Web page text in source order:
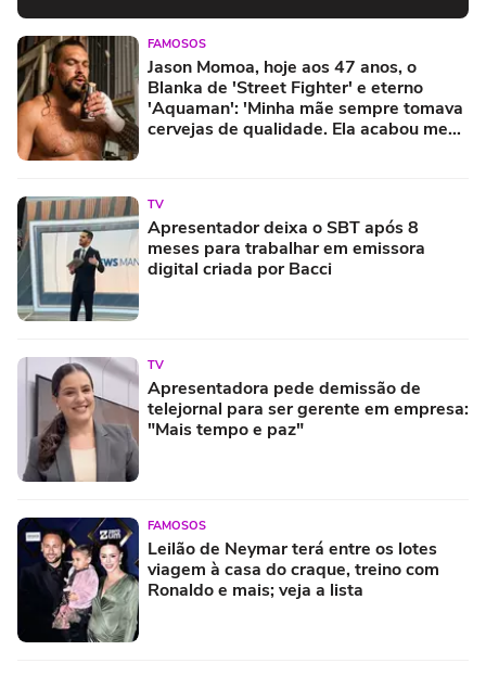
FAMOSOS
Jason Momoa, hoje aos 47 anos, o
Blanka de 'Street Fighter' e eterno
'Aquaman': 'Minha mãe sempre tomava
cervejas de qualidade. Ela acabou me
TV
Apresentador deixa o SBT após 8
meses para trabalhar em emissora
digital criada por Bacci
TV
Apresentadora pede demissão de
telejornal para ser gerente em empresa:
"Mais tempo e paz"
FAMOSOS
Leilão de Neymar terá entre os lotes
viagem à casa do craque, treino com
Ronaldo e mais; veja a lista